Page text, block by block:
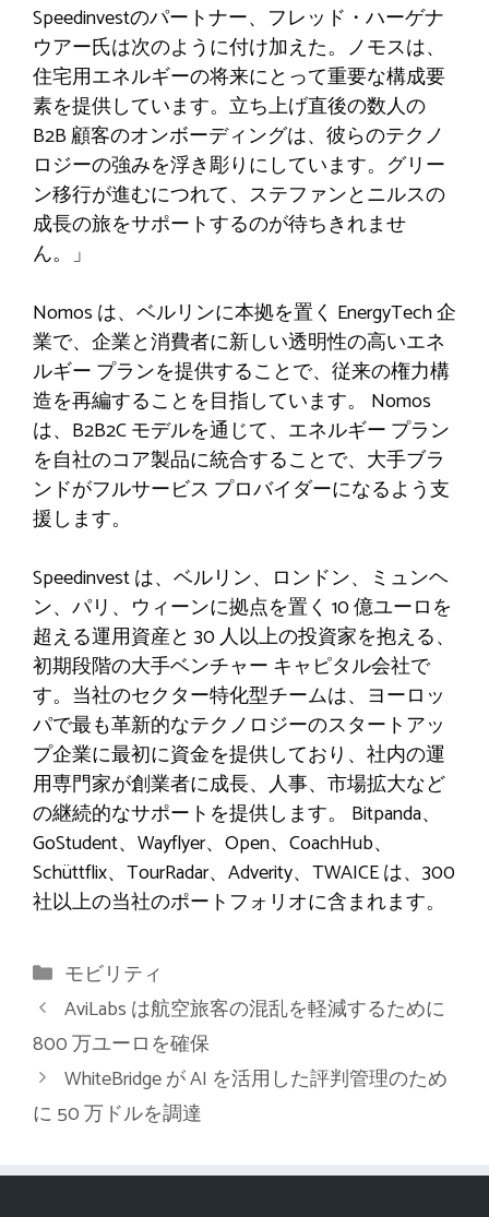
Speedinvestのパートナー、フレッド・ハーゲナ
ウアー氏は次のように付け加えた。ノモスは、
住宅用エネルギーの将来にとって重要な構成要
素を提供しています。立ち上げ直後の数人の
B2B 顧客のオンボーディングは、彼らのテクノ
ロジーの強みを浮き彫りにしています。グリー
ン移行が進むにつれて、ステファンとニルスの
成長の旅をサポートするのが待ちきれませ
ん。」
Nomos は、ベルリンに本拠を置く EnergyTech 企
業で、企業と消費者に新しい透明性の高いエネ
ルギー プランを提供することで、従来の権力構
造を再編することを目指しています。 Nomos
は、B2B2C モデルを通じて、エネルギー プラン
を自社のコア製品に統合することで、大手ブラ
ンドがフルサービス プロバイダーになるよう支
援します。
Speedinvest は、ベルリン、ロンドン、ミュンヘ
ン、パリ、ウィーンに拠点を置く 10 億ユーロを
超える運用資産と 30 人以上の投資家を抱える、
初期段階の大手ベンチャー キャピタル会社で
す。当社のセクター特化型チームは、ヨーロッ
パで最も革新的なテクノロジーのスタートアッ
プ企業に最初に資金を提供しており、社内の運
用専門家が創業者に成長、人事、市場拡大など
の継続的なサポートを提供します。 Bitpanda、
GoStudent、Wayflyer、Open、CoachHub、
Schüttflix、TourRadar、Adverity、TWAICE は、300
社以上の当社のポートフォリオに含まれます。
カ
テ
ゴ
リ
ー
モビリティ
AviLabs は航空旅客の混乱を軽減するために
800 万ユーロを確保
WhiteBridge が AI を活用した評判管理のため
に 50 万ドルを調達